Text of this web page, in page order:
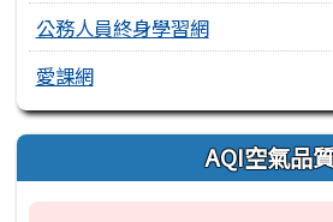
公務人員終身學習網
愛課網
AQI空氣品